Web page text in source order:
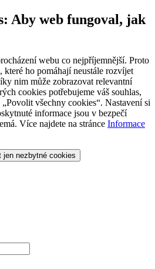
Aby web fungoval, jak
webu co nejpříjemnější. Proto
které ho pomáhají neustále rozvíjet
nim může zobrazovat relevantní
cookies potřebujeme váš souhlas,
všechny cookies“. Nastavení si
informace jsou v bezpečí
Více najdete na stránce Informace
jen nezbytné cookies